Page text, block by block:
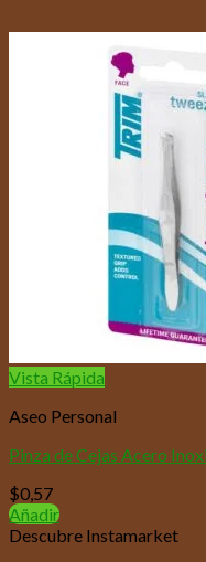
Vista Rápida
Aseo Personal
Pinza de Cejas Acero
$0,57
Añadir
Descubre Instamarket